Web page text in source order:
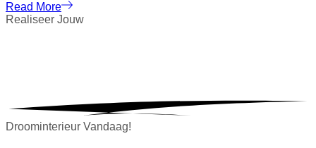
Read More
Realiseer Jouw
Droominterieur Vandaag!